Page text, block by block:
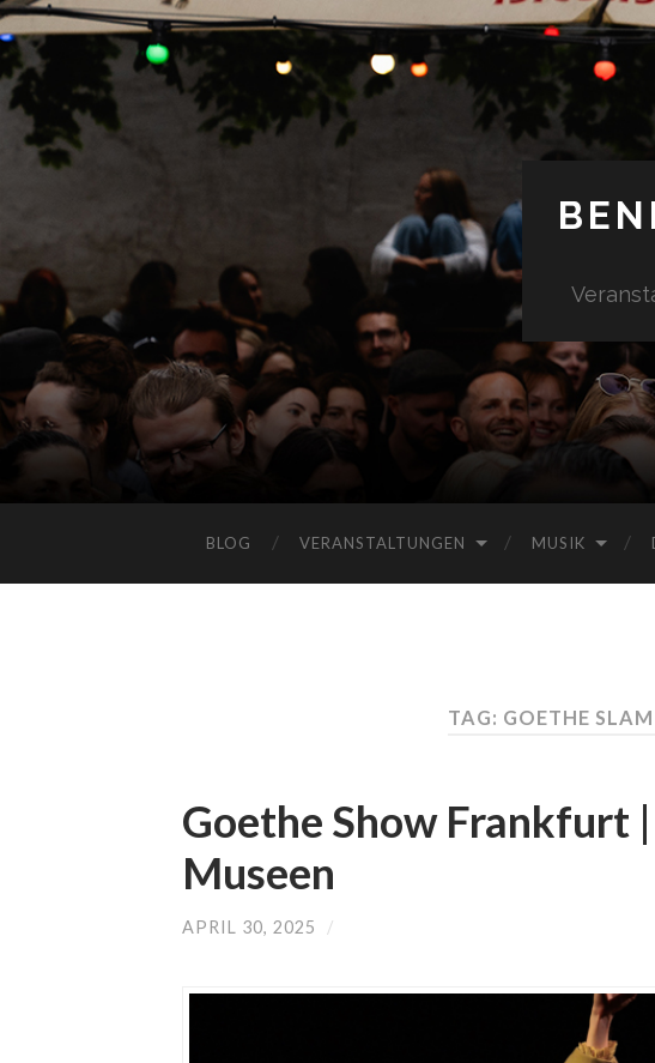
BLOG VERANSTALTUNGEN MUSIK
TAG: GOETHE
Goethe Show Frankfurt
Museen
APRIL 30, 2025 /